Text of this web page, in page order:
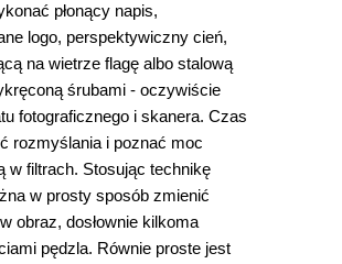
płonący napis,
logo, perspektywiczny cień,
na wietrze flagę albo stalową
śrubami - oczywiście
fotograficznego i skanera. Czas
rozmyślania i poznać moc
w filtrach. Stosując technikę
w prosty sposób zmienić
obraz, dosłownie kilkoma
pędzla. Równie proste jest